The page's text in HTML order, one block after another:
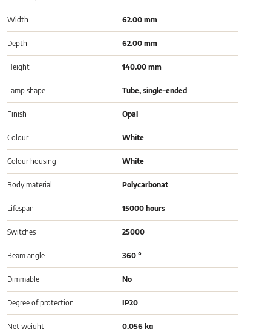
Width 62.00 mm
Depth 62.00 mm
Height 140.00 mm
Lamp shape Tube, single-ended
Finish Opal
Colour White
Colour housing White
Body material Polycarbonat
Lifespan 15000 hours
Switches 25000
Beam angle 360 °
Dimmable No
Degree of protection IP20
Net weight 0.056 kg